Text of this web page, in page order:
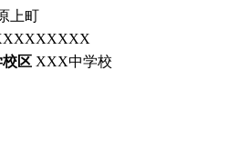
上町
区 XXX中学校